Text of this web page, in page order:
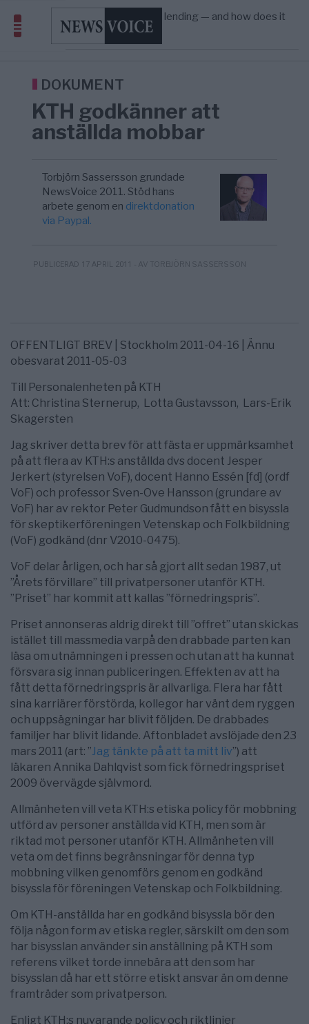
09:12
What is P2B lending — and how does it
differ from P2P?
KRIG & FRED
Richard D. Wolff: Därför provocerar
Överger tanken om ett ...
DOKUMENT
KTH godkänner att
anställda mobbar
Torbjörn Sassersson grundade
NewsVoice 2011. Stöd hans
arbete genom en direktdonation
via Paypal.
PUBLICERAD 17 APRIL 2011 - AV TORBJÖRN SASSERSSON
OFFENTLIGT BREV | Stockholm 2011-04-16 | Ännu
obesvarat 2011-05-03
Till Personalenheten på KTH
Att: Christina Sternerup, Lotta Gustavsson, Lars-Erik
Skagersten
Jag skriver detta brev för att fästa er uppmärksamhet
på att flera av KTH:s anställda dvs docent Jesper
Jerkert (styrelsen VoF), docent Hanno Essén [fd] (ordf
VoF) och professor Sven-Ove Hansson (grundare av
VoF) har av rektor Peter Gudmundson fått en bisyssla
för skeptikerföreningen Vetenskap och Folkbildning
(VoF) godkänd (dnr V2010-0475).
VoF delar årligen, och har så gjort allt sedan 1987, ut
”Årets förvillare” till privatpersoner utanför KTH.
”Priset” har kommit att kallas ”förnedringspris”.
Priset annonseras aldrig direkt till ”offret” utan skickas
istället till massmedia varpå den drabbade parten kan
läsa om utnämningen i pressen och utan att ha kunnat
försvara sig innan publiceringen. Effekten av att ha
fått detta förnedringspris är allvarliga. Flera har fått
sina karriärer förstörda, kollegor har vänt dem ryggen
och uppsägningar har blivit följden. De drabbades
familjer har blivit lidande. Aftonbladet avslöjade den 23
mars 2011 (art: ”Jag tänkte på att ta mitt liv”) att
läkaren Annika Dahlqvist som fick förnedringspriset
2009 övervägde självmord.
Allmänheten vill veta KTH:s etiska policy för mobbning
utförd av personer anställda vid KTH, men som är
riktad mot personer utanför KTH. Allmänheten vill
veta om det finns begränsningar för denna typ
mobbning vilken genomförs genom en godkänd
bisyssla för föreningen Vetenskap och Folkbildning.
Om KTH-anställda har en godkänd bisyssla bör den
följa någon form av etiska regler, särskilt om den som
har bisysslan använder sin anställning på KTH som
referens vilket torde innebära att den som har
bisysslan då har ett större etiskt ansvar än om denne
framträder som privatperson.
Enligt KTH:s nuvarande policy och riktlinjer